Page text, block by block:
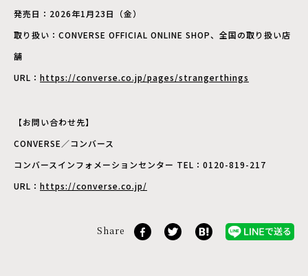
発売日：2026年1月23日（金）
取り扱い：CONVERSE OFFICIAL ONLINE SHOP、全国の取り扱い店
舗
URL： https://converse.co.jp/pages/strangerthings
【お問い合わせ先】
CONVERSE／コンバース
コンバースインフォメーションセンター TEL：0120-819-217
URL： https://converse.co.jp/
Share